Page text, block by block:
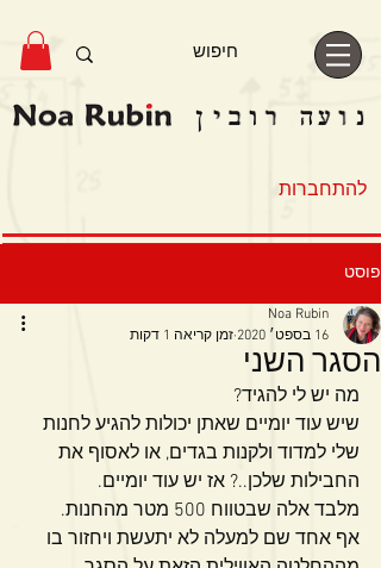
להתחברות
פוסט
הסגר השני
Noa Rubin
16 בספט׳ 2020
זמן קריאה 1 דקות
מה יש לי להגיד?
שיש עוד יומיים שאתן יכולות להגיע לחנות
שלי למדוד ולקנות בגדים, או לאסוף את
החבילות שלכן..? אז יש עוד יומיים.
מלבד אלה שבטווח 500 מטר מהחנות.
אף אחד שם למעלה לא יתעשת ויחזור בו